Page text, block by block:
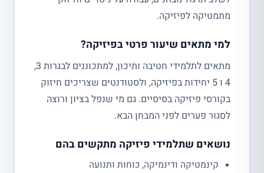
מתמטיקה לפיזיקה.
למי מתאים שיעור פרטי בפיזיקה?
מתאים לתלמידי חטיבה ותיכון, למתכוננים לבגרות 3,
4 ו 5 יחידות בפיזיקה, ולסטודנטים שצריכים חיזוק
בקורסי פיזיקה בסיסיים. גם מי שנפל בציון ורוצה
לסגור פערים לפני המבחן הבא.
נושאים שתלמידי פיזיקה מתקשים בהם
קינמטיקה ודינמיקה, כוחות ותנועה